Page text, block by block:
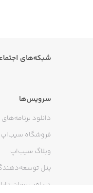
شبکه‌های
سرویس‌ها
دانلود
فروشگاه سیب‌اپ
وبلاگ سیب‌اپ
پنل
دریافت نشان